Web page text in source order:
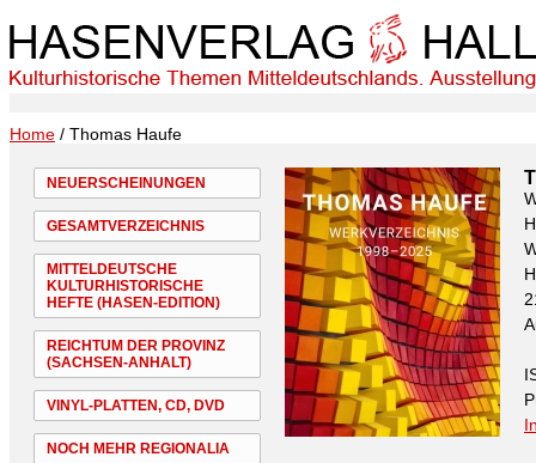
Home / Thomas Haufe
NEUERSCHEINUNGEN
GESAMTVERZEICHNIS
MITTELDEUTSCHE
KULTURHISTORISCHE
HEFTE (HASEN-EDITION)
REICHTUM DER PROVINZ
(SACHSEN-ANHALT)
VINYL-PLATTEN, CD, DVD
NOCH MEHR REGIONALIA